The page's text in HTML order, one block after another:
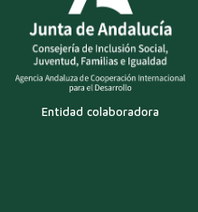
Entidad colaboradora